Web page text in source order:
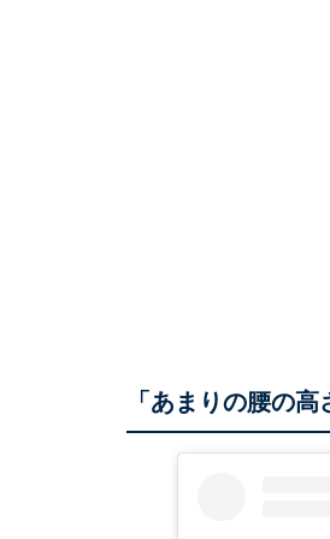
「あまりの腰の